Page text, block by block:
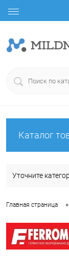
Каталог
Уточните
Главная страница •